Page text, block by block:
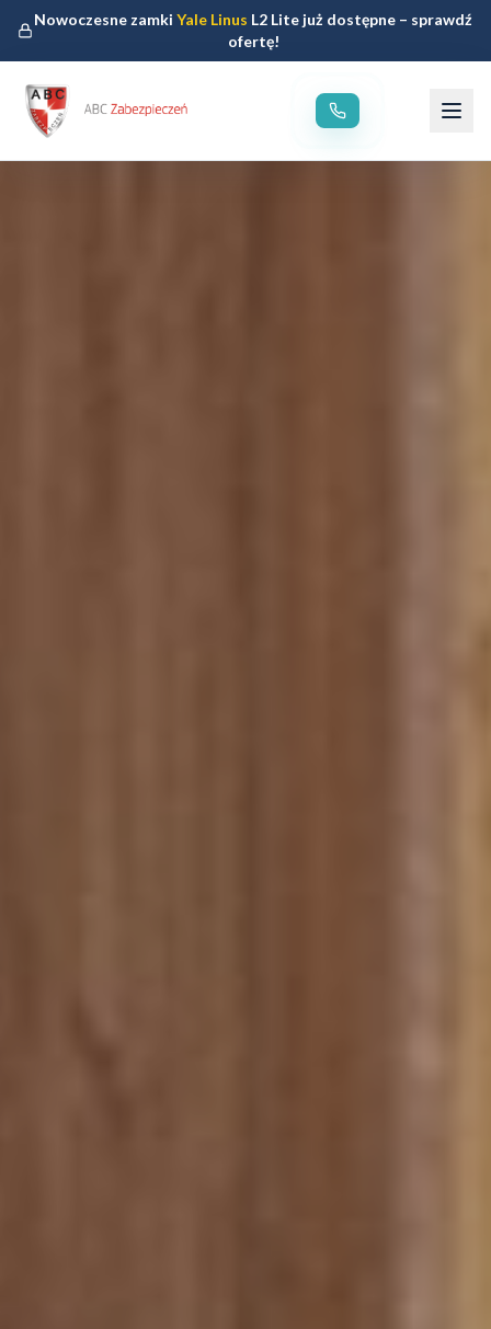
Nowoczesne zamkiYale Linus L2 Lite już dostępne – sprawdź
ofertę!